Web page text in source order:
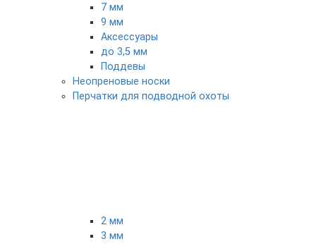
7 мм
9 мм
Аксессуары
до 3,5 мм
Поддевы
Неопреновые носки
Перчатки для подводной охоты
2 мм
3 мм